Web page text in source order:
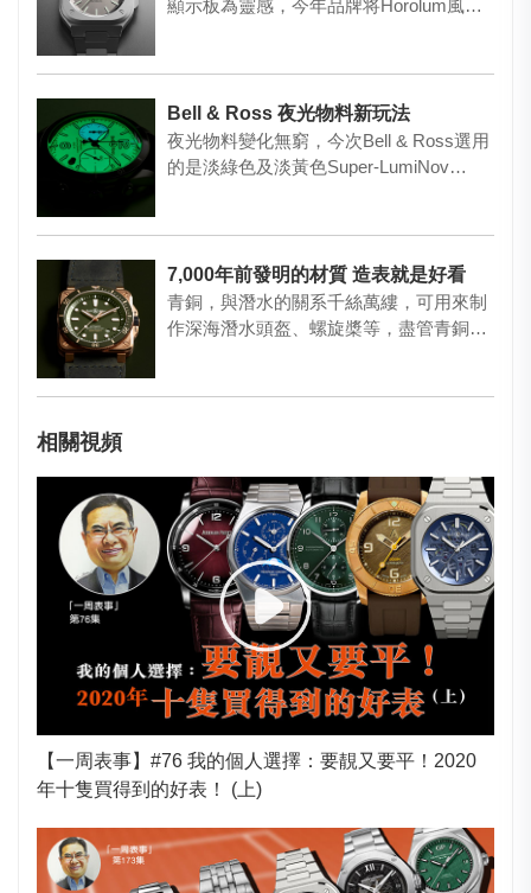
顯示板為靈感，今年品牌将Horolum風格
Bell & Ross 夜光物料新玩法
夜光物料變化無窮，今次Bell & Ross選用
的是淡綠色及淡黃色Super-LumiNov…
7,000年前發明的材質 造表就是好看
青銅，與潛水的關系千絲萬縷，可用來制
作深海潛水頭盔、螺旋槳等，盡管青銅的
相關視頻
【一周表事】#76 我的個人選擇：要靚又要平！2020
年十隻買得到的好表！ (上)